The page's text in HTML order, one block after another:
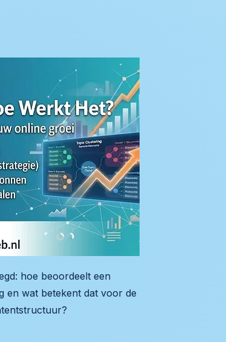
hoe beoordeelt een
en wat betekent dat voor de